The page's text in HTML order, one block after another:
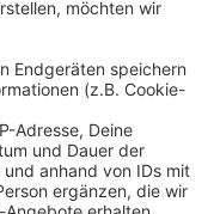
eintraf. Zwei
leben,
aus dem Haus
die rund 35
Die genaue
des
fest.